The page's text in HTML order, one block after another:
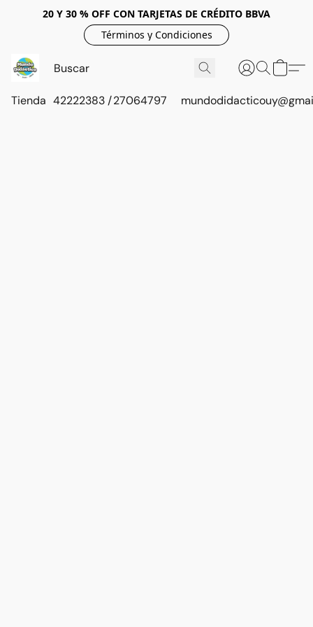
20 Y 30 % OFF CON TARJETAS DE CRÉDITO BBVA
Términos y Condiciones
Tienda 42222383 / 27064797